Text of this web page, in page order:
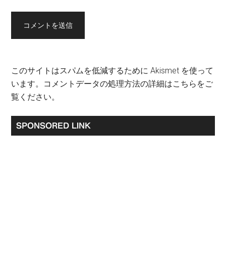
このサイトはスパムを低減するために Akismet を使って
います。 コメントデータの処理方法の詳細はこちらをご
覧ください。
最
SPONSORED LINK